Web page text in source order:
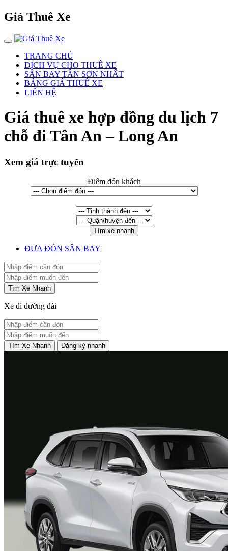
Giá Thuê Xe
TRANG CHỦ
DỊCH VỤ CHO THUÊ XE
SÂN BAY TÂN SƠN NHẤT
BẢNG GIÁ THUÊ XE
LIÊN HỆ
Giá thuê xe hợp đồng du lịch 7
chỗ đi Tân An – Long An
Xem giá trực tuyến
Điểm đón khách
Tìm xe nhanh
ĐƯA ĐÓN SÂN BAY
Tìm Xe Nhanh
Xe đi đường dài
Tìm Xe Nhanh Đăng ký nhanh